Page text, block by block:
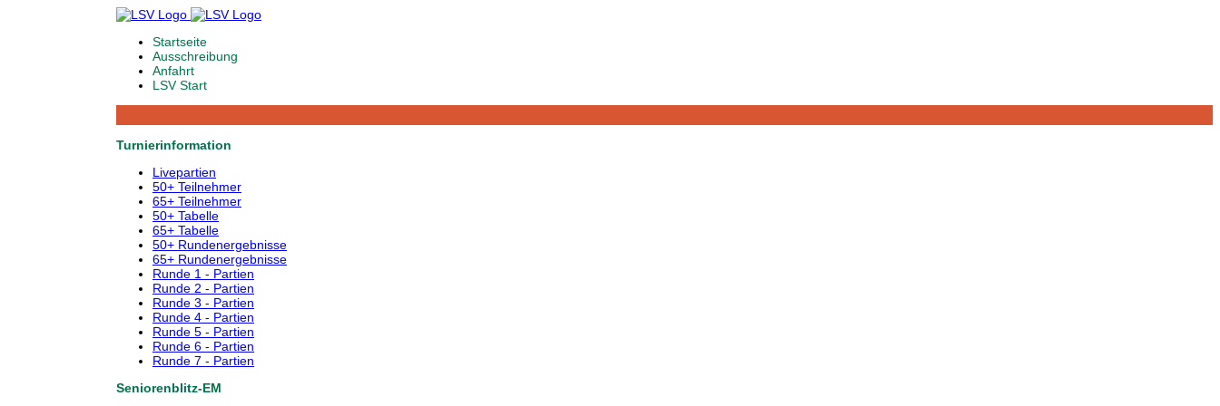
Startseite
Ausschreibung
Anfahrt
LSV Start
Turnierinformation
Livepartien
50+ Teilnehmer
65+ Teilnehmer
50+ Tabelle
65+ Tabelle
50+ Rundenergebnisse
65+ Rundenergebnisse
Runde 1 - Partien
Runde 2 - Partien
Runde 3 - Partien
Runde 4 - Partien
Runde 5 - Partien
Runde 6 - Partien
Runde 7 - Partien
Seniorenblitz-EM